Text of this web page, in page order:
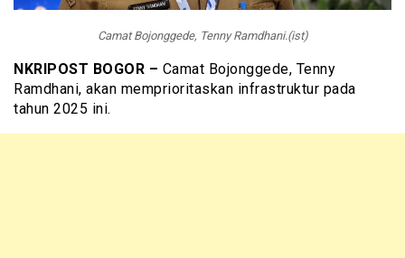
Camat Bojonggede, Tenny Ramdhani.(ist)
NKRIPOST BOGOR – Camat Bojonggede, Tenny
Ramdhani, akan memprioritaskan infrastruktur pada
tahun 2025 ini.